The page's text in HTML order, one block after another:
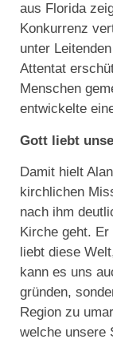
aus Florida
Konkurrenz
unter
Attentat
Menschen
entwickelte
Gott liebt
Damit hielt
kirchlichen
nach ihm
Kirche geht.
liebt diese
kann es uns
gründen,
Region zu
welche unsere